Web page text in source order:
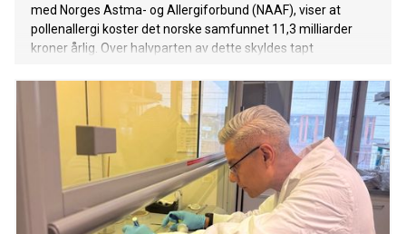
med Norges Astma- og Allergiforbund (NAAF), viser at
pollenallergi koster det norske samfunnet 11,3 milliarder
kroner årlig. Over halvparten av dette skyldes tapt